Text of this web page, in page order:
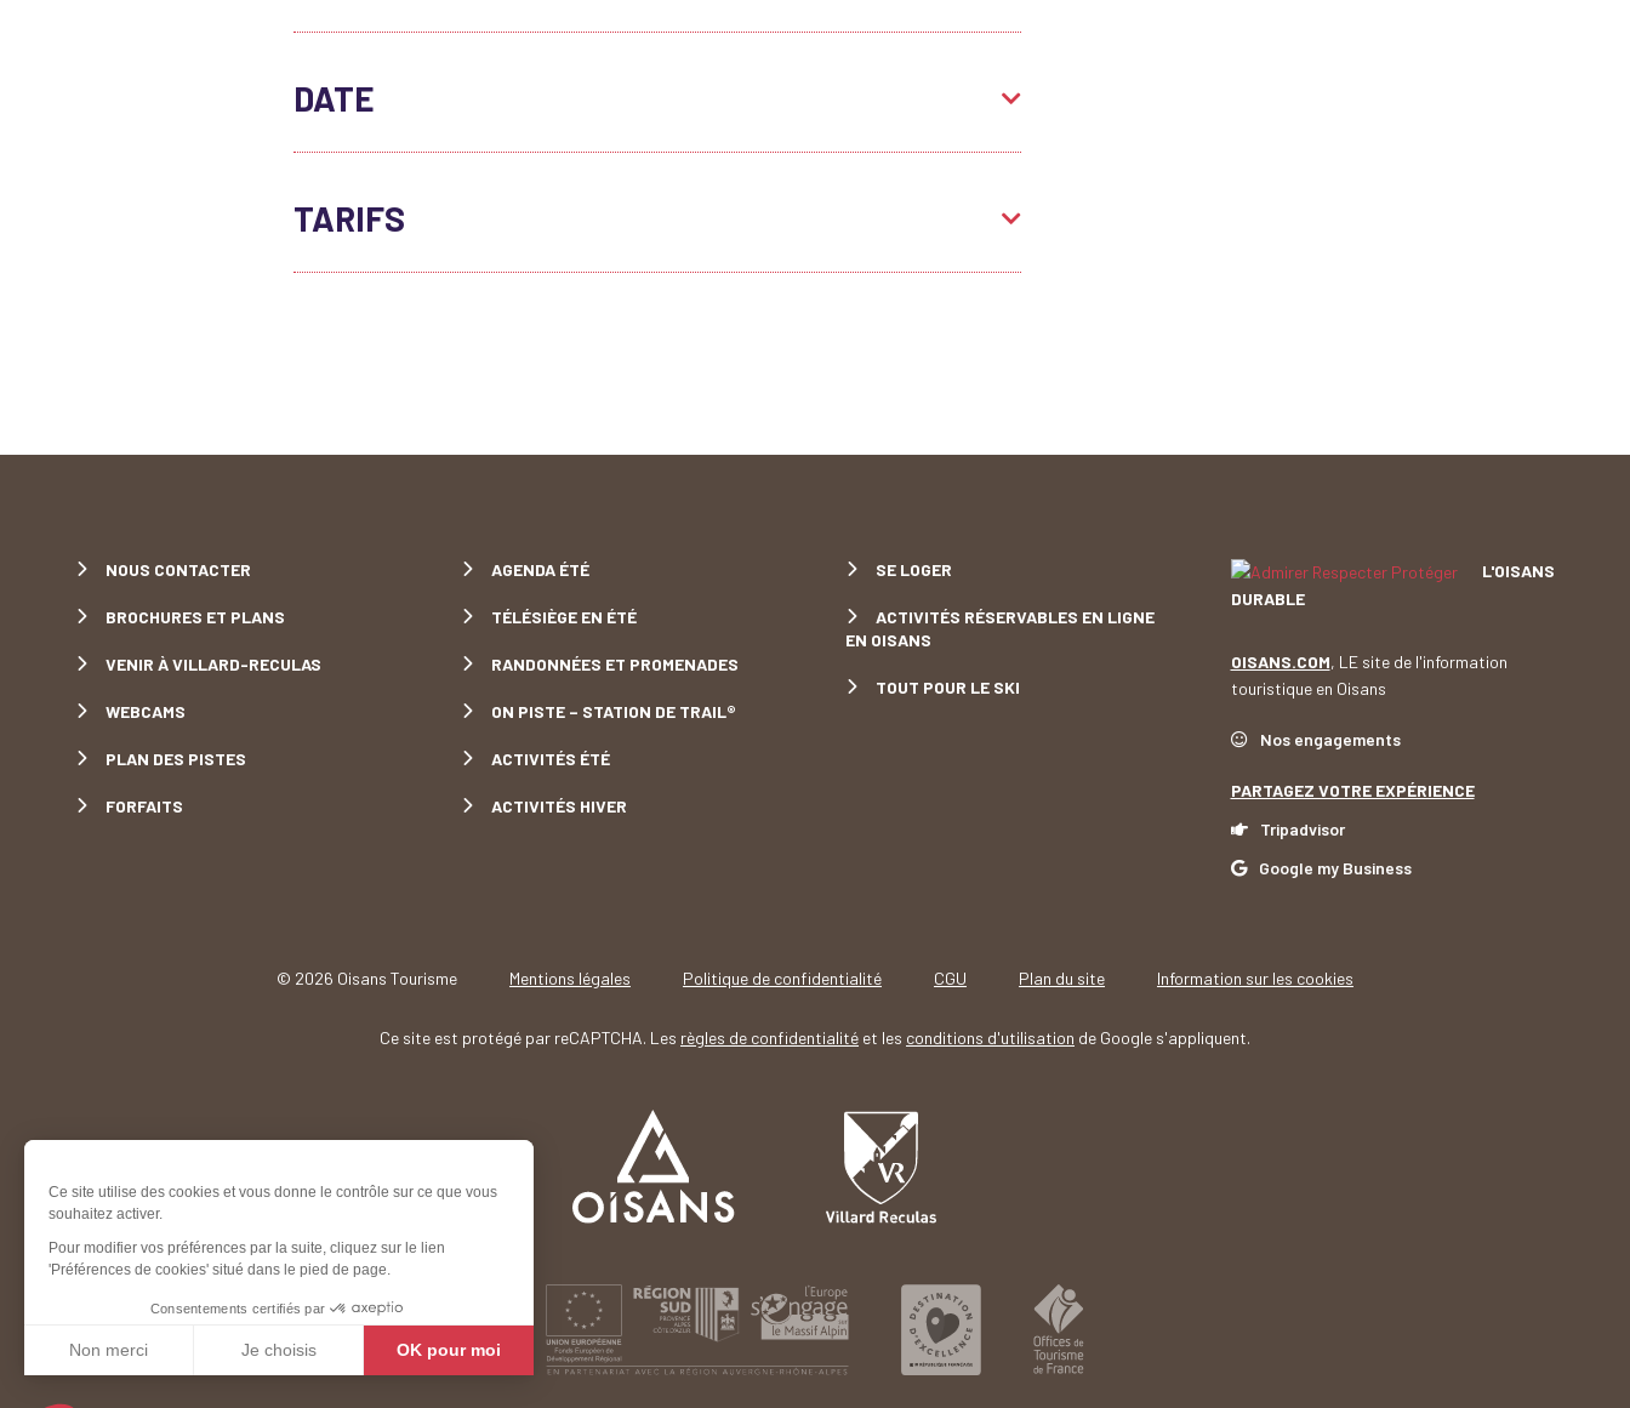
DATE
TARIFS
NOUS CONTACTER
BROCHURES ET PLANS
VENIR À VILLARD-RECULAS
WEBCAMS
PLAN DES PISTES
FORFAITS
AGENDA ÉTÉ
TÉLÉSIÈGE EN ÉTÉ
RANDONNÉES ET PROMENADES
ON PISTE – STATION DE TRAIL®
ACTIVITÉS ÉTÉ
ACTIVITÉS HIVER
SE LOGER
ACTIVITÉS RÉSERVABLES EN LIGNE
EN OISANS
TOUT POUR LE SKI
L'OISANS
DURABLE
OISANS.COM, LE site de l'information
touristique en Oisans
Nos engagements
PARTAGEZ VOTRE EXPÉRIENCE
Tripadvisor
Google my Business
© 2026 Oisans Tourisme Mentions légales Politique de confidentialité CGU Plan du site Information sur les cookies
Ce site est protégé par reCAPTCHA. Les règles de confidentialité et les conditions d'utilisation de Google s'appliquent.
Villard-
Reculas